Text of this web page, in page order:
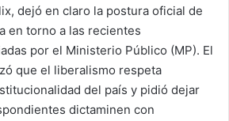
dejó en claro la postura oficial de
en torno a las recientes
por el Ministerio Público (MP). El
que el liberalismo respeta
del país y pidió dejar
dictaminen con